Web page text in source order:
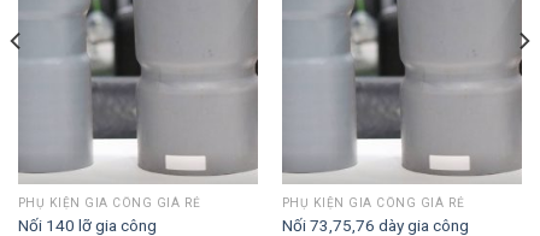
PHỤ KIỆN GIA CÔNG GIÁ RẺ
Nối 140 lỡ gia công
PHỤ KIỆN GIA CÔNG GIÁ RẺ
Nối 73,75,76 dày gia công